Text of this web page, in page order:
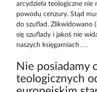
arcydzieła teologiczne nie
powodu cenzury. Stąd
do szuflad. Zlikwidowano
się szuflady i jakoś nie
naszych księgarniach….
Nie posiadamy
teologicznych